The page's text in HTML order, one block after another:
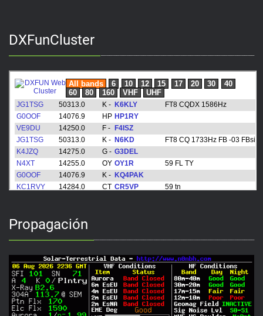
DXFunCluster
Propagación